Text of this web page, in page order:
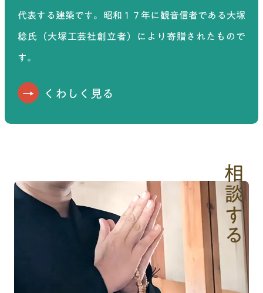
代表する建築です。昭和１７年に観音信者である大塚
稔氏（大塚工芸社創立者）により寄贈されたもので
す。
くわしく見る
相談する